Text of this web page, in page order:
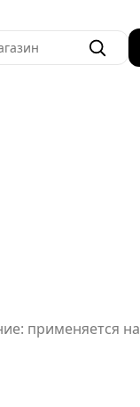
применяется на